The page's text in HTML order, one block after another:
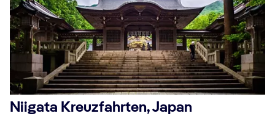
Niigata Kreuzfahrten, Japan